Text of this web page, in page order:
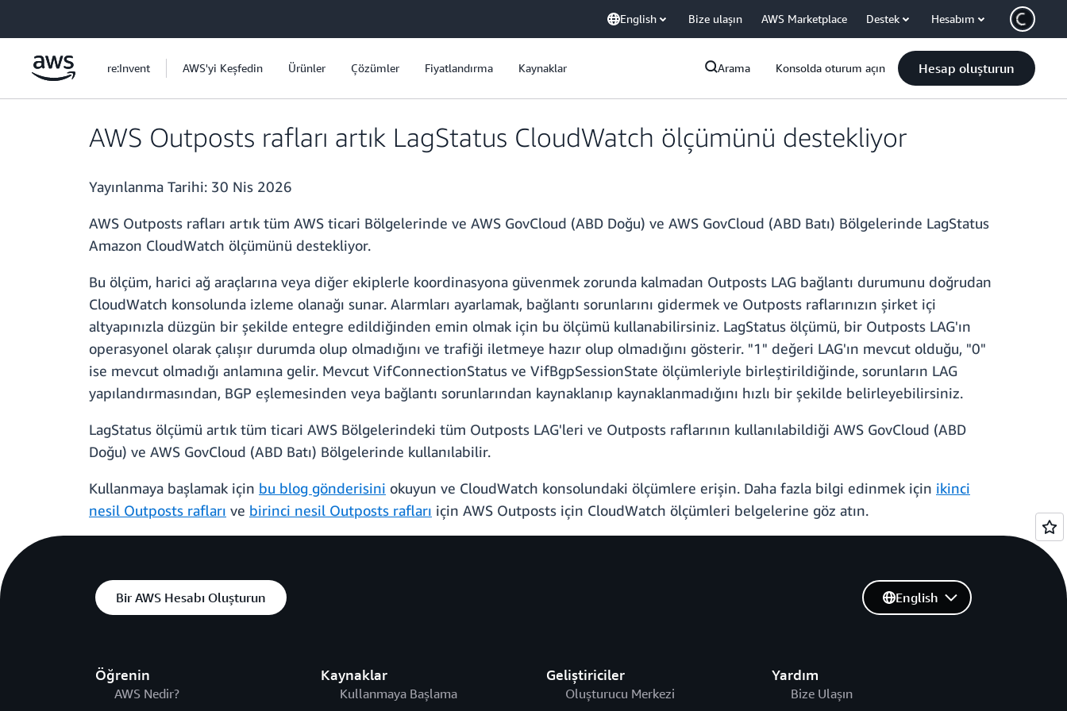
English Bize ulaşın AWS Marketplace Destek Hesabım
re:Invent AWS'yi Keşfedin Ürünler Çözümler Fiyatlandırma Kaynaklar Arama Konsolda oturum açın Hesap oluşturun
AWS Outposts rafları artık LagStatus CloudWatch ölçümünü destekliyor
Yayınlanma Tarihi: 30 Nis 2026
AWS Outposts rafları artık tüm AWS ticari Bölgelerinde ve AWS GovCloud (ABD Doğu) ve AWS GovCloud (ABD Batı) Bölgelerinde LagStatus
Amazon CloudWatch ölçümünü destekliyor.
Bu ölçüm, harici ağ araçlarına veya diğer ekiplerle koordinasyona güvenmek zorunda kalmadan Outposts LAG bağlantı durumunu doğrudan
CloudWatch konsolunda izleme olanağı sunar. Alarmları ayarlamak, bağlantı sorunlarını gidermek ve Outposts raflarınızın şirket içi
altyapınızla düzgün bir şekilde entegre edildiğinden emin olmak için bu ölçümü kullanabilirsiniz. LagStatus ölçümü, bir Outposts LAG'ın
operasyonel olarak çalışır durumda olup olmadığını ve trafiği iletmeye hazır olup olmadığını gösterir. "1" değeri LAG'ın mevcut olduğu, "0"
ise mevcut olmadığı anlamına gelir. Mevcut VifConnectionStatus ve VifBgpSessionState ölçümleriyle birleştirildiğinde, sorunların LAG
yapılandırmasından, BGP eşlemesinden veya bağlantı sorunlarından kaynaklanıp kaynaklanmadığını hızlı bir şekilde belirleyebilirsiniz.
LagStatus ölçümü artık tüm ticari AWS Bölgelerindeki tüm Outposts LAG'leri ve Outposts raflarının kullanılabildiği AWS GovCloud (ABD
Doğu) ve AWS GovCloud (ABD Batı) Bölgelerinde kullanılabilir.
Kullanmaya başlamak için bu blog gönderisini okuyun ve CloudWatch konsolundaki ölçümlere erişin. Daha fazla bilgi edinmek için ikinci
nesil Outposts rafları ve birinci nesil Outposts rafları için AWS Outposts için CloudWatch ölçümleri belgelerine göz atın.
Bir AWS Hesabı Oluşturun
Öğrenin
AWS Nedir?
Kaynaklar
Kullanmaya Başlama
Geliştiriciler
Oluşturucu Merkezi
Yardım
Bize Ulaşın
English